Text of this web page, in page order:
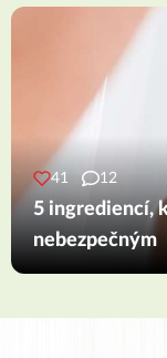
41 12
5 ingrediencí,
nebezpečným